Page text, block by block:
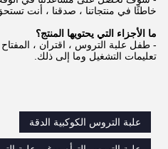
خاطئًا في منتجاتنا ، صدقنا ، أنت
ما الأجزاء التي يحتويها المنتج؟
- طفل علبة التروس ، اقتران ،
تعليمات التشغيل وما إلى ذلك.
علبة التروس الكوكبية الدقة